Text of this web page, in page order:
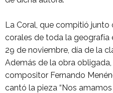
La Coral, que compitió
corales de toda la geografía
29 de noviembre, día de la
Además de la obra
compositor Fernando
cantó la pieza “Nos